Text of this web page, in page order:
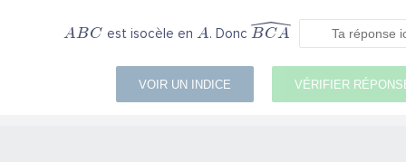
ABC est isocèle en A. Donc BCA
VOIR UN INDICE VÉRIFIER